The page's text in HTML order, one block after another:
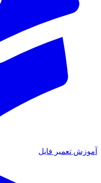
آموزش تعمیر فایل